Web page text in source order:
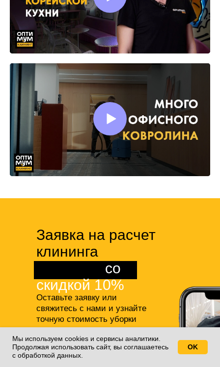
Свяжитесь с нами!
Мы используем cookies и сервисы аналитики.
Продолжая использовать сайт, вы соглашаетесь
с обработкой данных.
OK
Оставьте заявку или
свяжитесь с нами и узнайте
точную стоимость уборки
студии или квартиры,а также
получите 10% скидку на все
наши услуги!
Заявка на расчет
клининга
со
скидкой 10%